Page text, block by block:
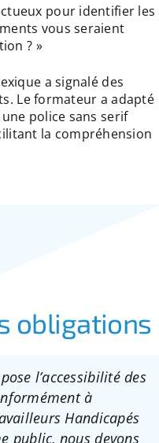
pour identifier les
vous seraient
? »
a signalé des
Le formateur a adapté
police sans serif
la compréhension
obligations
l’accessibilité des
à
Handicapés
public, nous devons